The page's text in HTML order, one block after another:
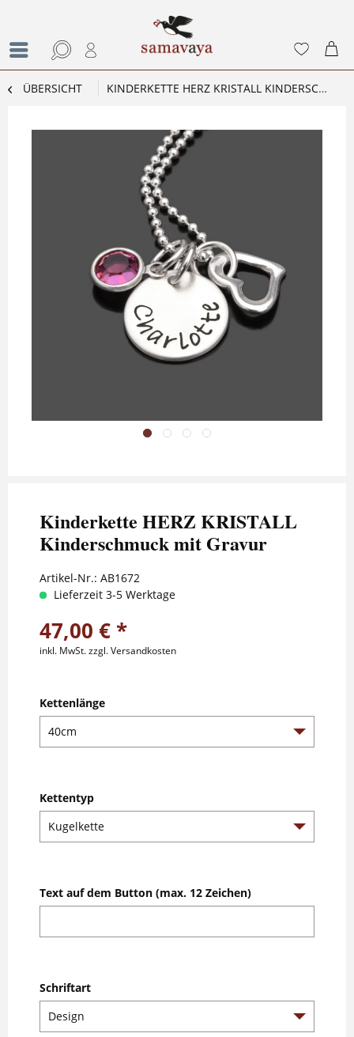
ÜBERSICHT KINDERKETTE HERZ KRISTALL KINDERSCHMUCK MIT GRAVUR
Kinderkette HERZ KRISTALL
Kinderschmuck mit Gravur
Artikel-Nr.: AB1672
Lieferzeit 3-5 Werktage
47,00 € *
inkl. MwSt.zzgl. Versandkosten
Kettenlänge
Kettentyp
Text auf dem Button (max. 12 Zeichen)
Schriftart